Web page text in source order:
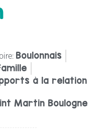
Boulonnais
à la relation
Martin Boulogne